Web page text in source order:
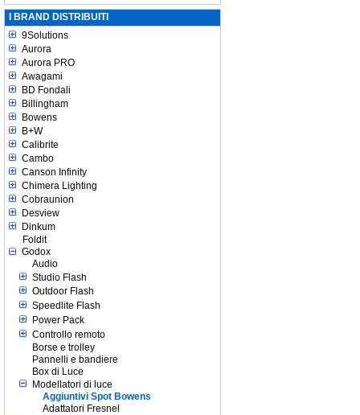
I BRAND DISTRIBUITI
9Solutions
Aurora
Aurora PRO
Awagami
BD Fondali
Billingham
Bowens
B+W
Calibrite
Cambo
Canson Infinity
Chimera Lighting
Cobraunion
Desview
Dinkum
Foldit
Godox
Audio
Studio Flash
Outdoor Flash
Speedlite Flash
Power Pack
Controllo remoto
Borse e trolley
Pannelli e bandiere
Box di Luce
Modellatori di luce
Aggiuntivi Spot Bowens
Adattatori Fresnel